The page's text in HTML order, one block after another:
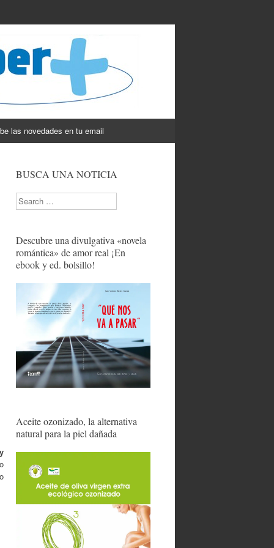
las novedades en tu email
BUSCA UNA NOTICIA
Search
Descubre una divulgativa «novela
romántica» de amor real ¡En
ebook y ed. bolsillo!
Aceite ozonizado, la alternativa
natural para la piel dañada